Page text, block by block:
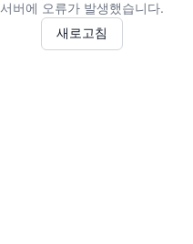
서버에 오류가 발생했습니다.
새로고침